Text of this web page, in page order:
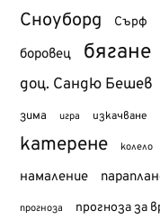
Сноуборд Сърф
боровец бягане
доц. Сандю Бешев
зима игра изкачване
катерене колело
намаление
прогноза прогноза за